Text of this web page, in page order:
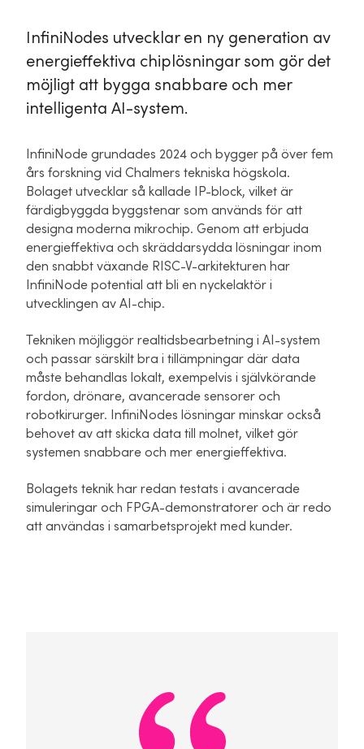
InfiniNodes utvecklar en ny generation av
energieffektiva chiplösningar som gör det
möjligt att bygga snabbare och mer
intelligenta AI-system.
InfiniNode grundades 2024 och bygger på över fem
års forskning vid Chalmers tekniska högskola.
Bolaget utvecklar så kallade IP-block, vilket är
färdigbyggda byggstenar som används för att
designa moderna mikrochip. Genom att erbjuda
energieffektiva och skräddarsydda lösningar inom
den snabbt växande RISC-V-arkitekturen har
InfiniNode potential att bli en nyckelaktör i
utvecklingen av AI-chip.
Tekniken möjliggör realtidsbearbetning i AI-system
och passar särskilt bra i tillämpningar där data
måste behandlas lokalt, exempelvis i självkörande
fordon, drönare, avancerade sensorer och
robotkirurger. InfiniNodes lösningar minskar också
behovet av att skicka data till molnet, vilket gör
systemen snabbare och mer energieffektiva.
Bolagets teknik har redan testats i avancerade
simuleringar och FPGA-demonstratorer och är redo
att användas i samarbetsprojekt med kunder.